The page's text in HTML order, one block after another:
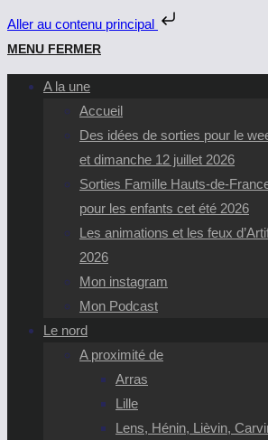
Aller au contenu principal
Skip
to
content
MENU FERMER
A la une
Accueil
Des idées de sorties pour le
et dimanche 12 juillet 2026
Sorties Famille Hauts-de-
pour les enfants cet été 2026
Les animations et les feux
2026
Mon instagram
Mon Podcast
Le nord
A proximité de
Arras
Lille
Lens, Hénin, Lièvin,